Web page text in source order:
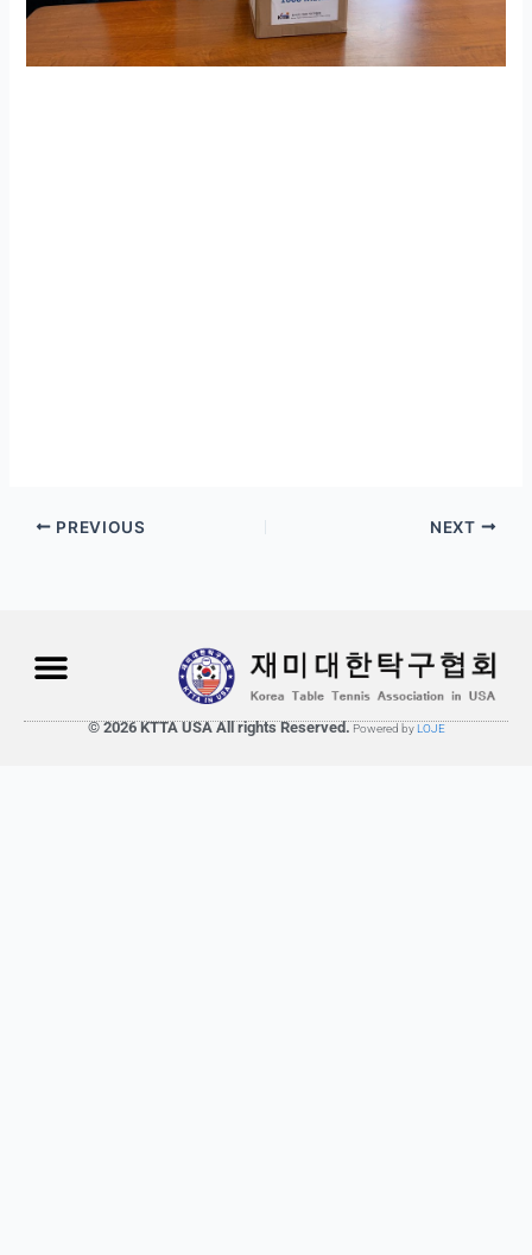
PREVIOUS NEXT
© 2026 KTTA USA All rights Reserved. Powered by LOJE